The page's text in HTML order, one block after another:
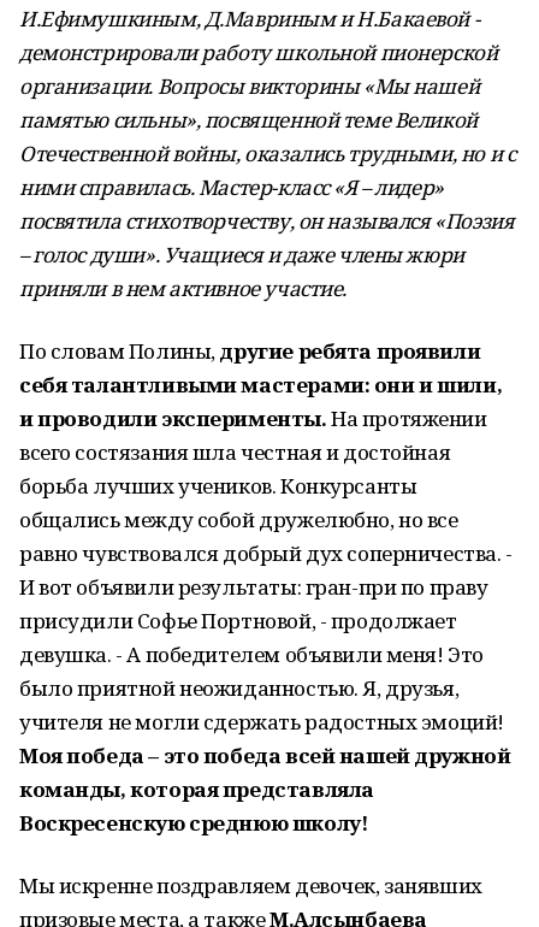
И.Ефимушкиным, Д.Мавриным и Н.Бакаевой -
демонстрировали работу школьной пионерской
организации. Вопросы викторины «Мы нашей
памятью сильны», посвященной теме Великой
Отечественной войны, оказались трудными, но и с
ними справилась. Мастер-класс «Я – лидер»
посвятила стихотворчеству, он назывался «Поэзия
– голос души». Учащиеся и даже члены жюри
приняли в нем активное участие.
По словам Полины,другие ребята проявили
себя талантливыми мастерами: они и шили,
и проводили эксперименты.На протяжении
всего состязания шла честная и достойная
борьба лучших учеников. Конкурсанты
общались между собой дружелюбно, но все
равно чувствовался добрый дух соперничества. -
И вот объявили результаты: гран-при по праву
присудили Софье Портновой, - продолжает
девушка. - А победителем объявили меня! Это
было приятной неожиданностью. Я, друзья,
учителя не могли сдержать радостных эмоций!
Моя победа – это победа всей нашей дружной
команды, которая представляла
Воскресенскую среднюю школу!
Мы искренне поздравляем девочек, занявших
призовые места, а такжеМ.Алсынбаева